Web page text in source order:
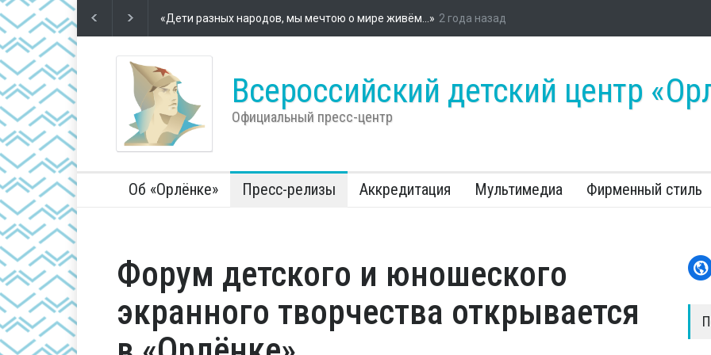
мы мечтою о мире живём…» Футбол – школа жизни
Во Всероссийском детском центре «Орлёнок» стартовала
2 года назад
Всероссийский детский центр
Официальный пресс-центр
Об «Орлёнке» Пресс-релизы Аккредитация Мультимедиа Фирменный стиль
Форум детского и юношеского
экранного творчества открывается